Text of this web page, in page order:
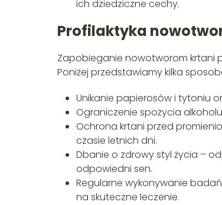
ich dziedziczne cechy.
Profilaktyka
Zapobieganie nowotworom krtani
Poniżej przedstawiamy kilka
Unikanie papierosów i tytoniu
Ograniczenie spożycia
Ochrona krtani przed
czasie letnich dni.
Dbanie o zdrowy styl życia –
odpowiedni sen.
Regularne wykonywanie
na skuteczne leczenie.